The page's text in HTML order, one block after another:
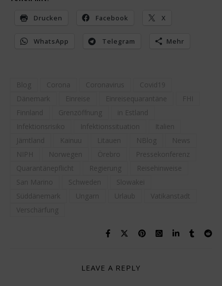
Drucken Facebook X
WhatsApp Telegram Mehr
Blog Corona Coronavirus
Covid19
Dänemark
Einreise Einreisequarantäne
FHI
Finnland
Grenzöffnung
in Estland
Infektionsrisiko
Infektionssituation
Italien
Jämtland
Kainuu Litauen NBlog
News
NIPH
Norwegen Örebro
Pressekonferenz
Quarantänepflicht
Regierung
Reisehinweise
San Marino
Schweden
Slowakei
Süddänemark
Ungarn Urlaub
Vatikanstadt
Verschärfung
LEAVE A REPLY